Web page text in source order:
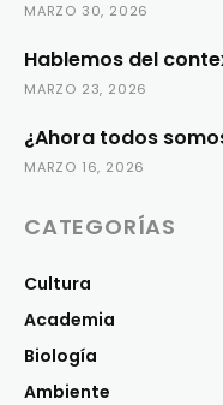
MARZO 30, 2026
Hablemos del
MARZO 23, 2026
¿Ahora todos
MARZO 16, 2026
CATEGORÍAS
Cultura
Academia
Biología
Ambiente